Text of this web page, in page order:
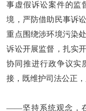
事虚假诉讼案件的监
境，严防借助民事诉
重点围绕涉环境污染
诉讼开展监督，扎实
协同推进行政争议实
接，既维护司法公正
——坚持系统观念，